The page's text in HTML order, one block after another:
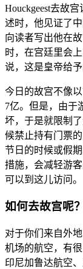
Houckgeest去故
述时，他见证了
向读者写出他在
时，在宫廷里会
说，这是皇帝给
今日的故宫不像
7亿。但是，由于
坏，于是就限制
候禁止持有门票
节日的时候或假
措施，会减轻游
可以到这儿访问。
如何去故宫呢？
对于你们来自外
机场的航空，有
印尼加鲁达航空